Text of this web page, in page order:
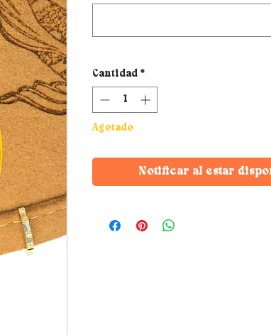
Cantidad *
Agotado
Notificar al estar